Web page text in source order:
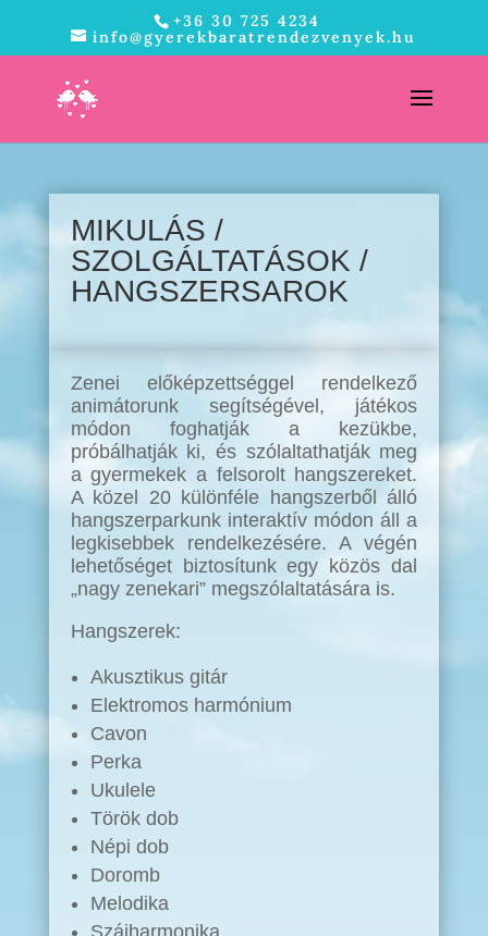
+36 30 725 4234
info@gyerekbaratrendezvenyek.hu
MIKULÁS /
SZOLGÁLTATÁSOK /
HANGSZERSAROK
Zenei előképzettséggel rendelkező
animátorunk segítségével, játékos
módon foghatják a kezükbe,
próbálhatják ki, és szólaltathatják meg
a gyermekek a felsorolt hangszereket.
A közel 20 különféle hangszerből álló
hangszerparkunk interaktív módon áll a
legkisebbek rendelkezésére. A végén
lehetőséget biztosítunk egy közös dal
„nagy zenekari” megszólaltatására is.
Hangszerek:
Akusztikus gitár
Elektromos harmónium
Cavon
Perka
Ukulele
Török dob
Népi dob
Doromb
Melodika
Szájharmonika